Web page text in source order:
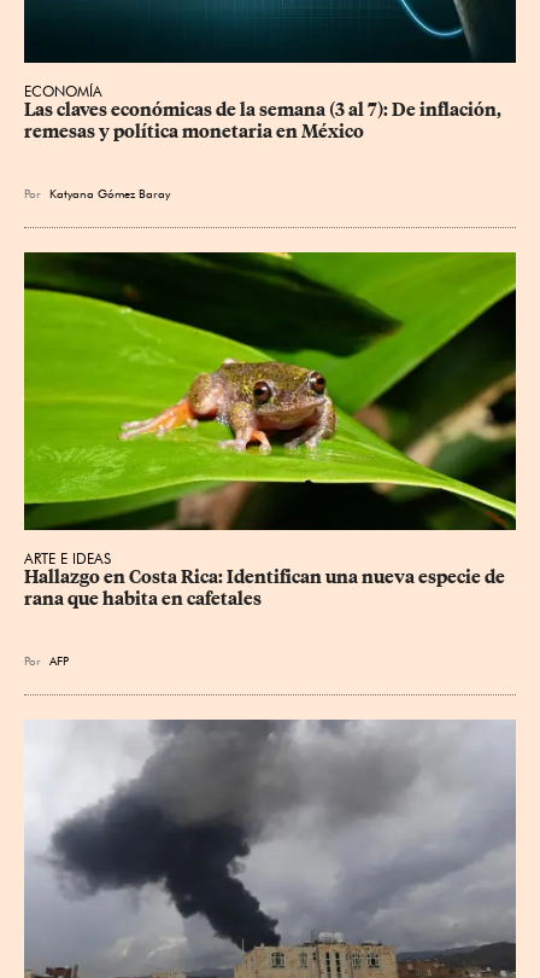
ECONOMÍA
Las claves económicas de la semana (3 al 7): De inflación,
remesas y política monetaria en México
Por Katyana Gómez Baray
ARTE E IDEAS
Hallazgo en Costa Rica: Identifican una nueva especie de
rana que habita en cafetales
Por AFP